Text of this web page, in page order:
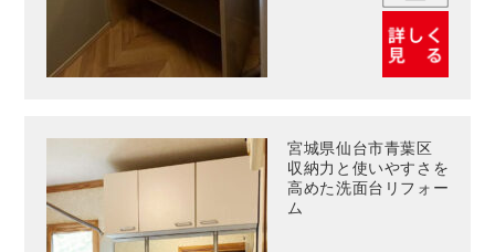
宮城県仙台市青葉区
収納力と使いやすさを
高めた洗面台リフォー
ム